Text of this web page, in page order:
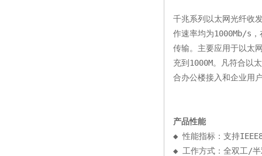
千兆系列以太网光纤收
作速率均为1000Mb/s
传输。主要应用于以太
充到1000M。凡符合以
合办公楼接入和企业用
产品性能
◆ 性能指标：支持
◆ 工作方式：全双工/